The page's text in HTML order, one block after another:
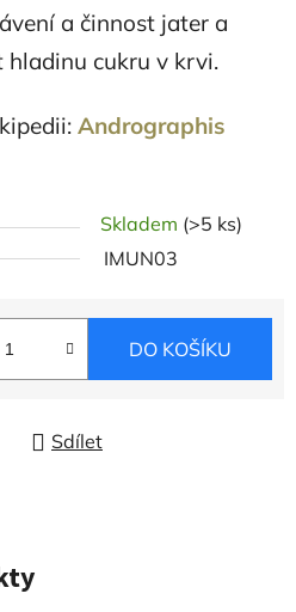
a činnost jater a
cukru v krvi.
Andrographis
Skladem (>5 ks)
IMUN03
DO KOŠÍKU
Sdílet